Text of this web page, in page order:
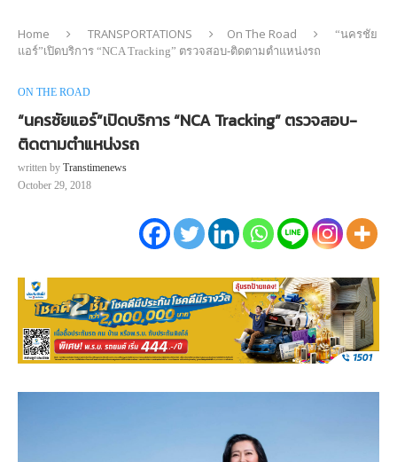
Home TRANSPORTATIONS On The Road
“นครชัย
แอร์”เปิดบริการ “NCA Tracking” ตรวจสอบ-ติดตามตำแหน่งรถ
ON THE ROAD
“นครชัยแอร์”เปิดบริการ “NCA Tracking” ตรวจสอบ-
ติดตามตำแหน่งรถ
written by Transtimenews
October 29, 2018